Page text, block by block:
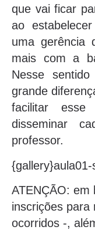
que vai ficar
ao
uma gerência
mais com a
Nesse
grande
facilitar
disseminar
professor.
ATENÇÃO: em
inscrições para
ocorridos -,